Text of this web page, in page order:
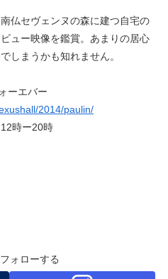
仏セヴェンヌの森に建つ自宅の
ュー映像を鑑賞。あまりの居心
しまうかも知れません。
ーエバー
2014/paulin/
時ー20時
ォローする